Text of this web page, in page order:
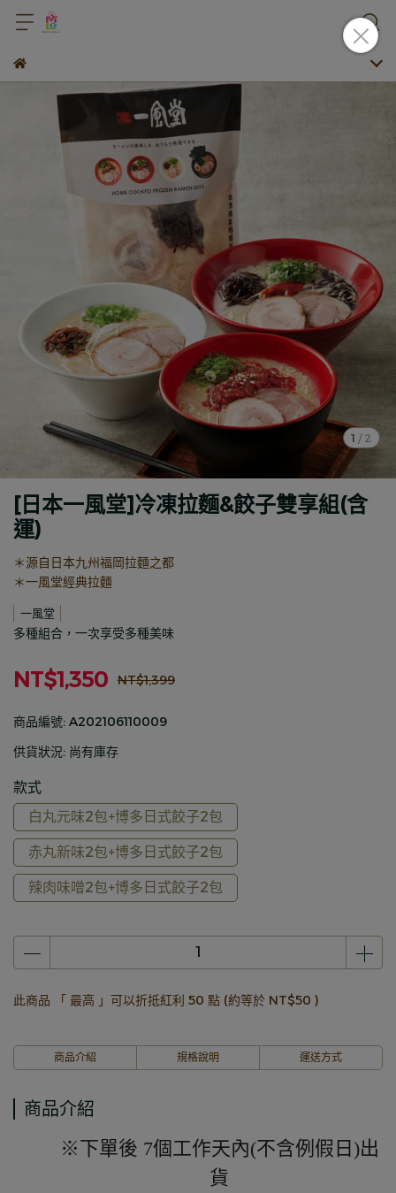
1 / 2
[日本一風堂]冷凍拉麵&餃子雙享組(含
運)
＊源自日本九州福岡拉麵之都
＊一風堂經典拉麵
一風堂
多種組合，一次享受多種美味
NT$1,350 NT$1,399
商品編號: A202106110009
供貨狀況: 尚有庫存
款式
白丸元味2包+博多日式餃子2包
赤丸新味2包+博多日式餃子2包
辣肉味噌2包+博多日式餃子2包
此商品 「 最高 」可以折抵紅利 50 點 (約等於 NT$50 )
商品介紹 規格說明 運送方式
商品介紹
※下單後 7個工作天內(不含例假日)出
貨